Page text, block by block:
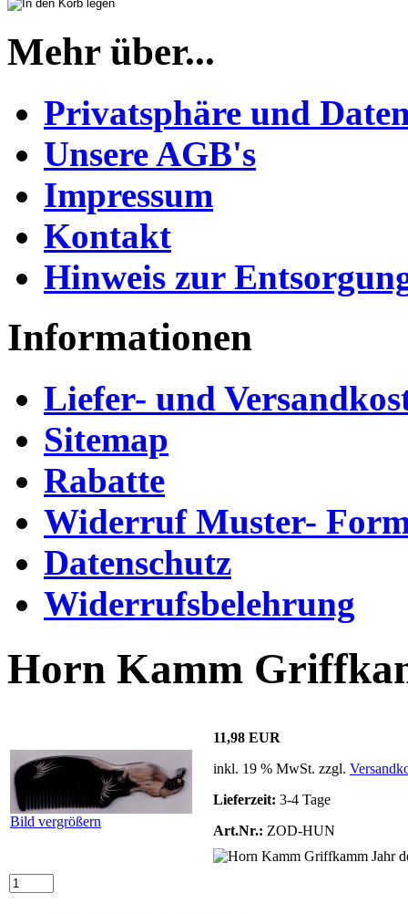
Mehr über...
Privatsphäre und
Unsere AGB's
Impressum
Kontakt
Hinweis zur
Informationen
Liefer- und
Sitemap
Rabatte
Widerruf Muster-
Datenschutz
Widerrufsbelehrung
Horn Kamm
Bild vergrößern
11,98 EUR
inkl. 19 % MwSt. zzgl.
Lieferzeit: 3-4 Tage
Art.Nr.: ZOD-HUN